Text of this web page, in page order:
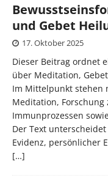
und Gebet
17. Oktober 2025
Dieser Beitrag ordnet
über Meditation,
Im Mittelpunkt stehen
Meditation,
Immunprozessen
Der Text
Evidenz, persönlicher
[…]